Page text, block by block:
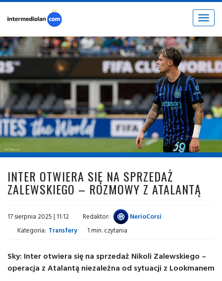
Toggle
fot. © inter.it
INTER OTWIERA SIĘ NA SPRZEDAŻ
ZALEWSKIEGO – ROZMOWY Z ATALANTĄ
17 sierpnia 2025 | 11:12 Redaktor:
NerioCorsi
Kategoria: Transfery 1 min. czytania
Sky: Inter otwiera się na sprzedaż Nikoli Zalewskiego –
operacja z Atalantą niezależna od sytuacji z Lookmanem